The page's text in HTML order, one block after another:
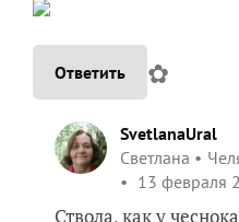
Ответить ✿
SvetlanaUral
Светлана
13 февраля
Ствола, как у